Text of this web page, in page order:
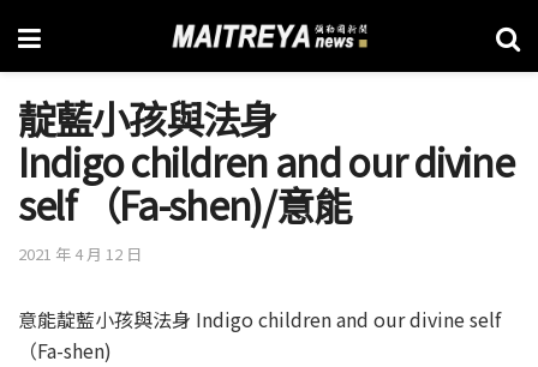
靛藍小孩與法身
Indigo children and our divine
self （Fa-shen)/意能
2021 年 4 月 12 日
意能靛藍小孩與法身 Indigo children and our divine self
（Fa-shen)